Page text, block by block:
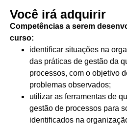
Você irá adquirir
Competências a serem
curso:
identificar situações na
das práticas de gestão da
processos, com o objetivo
problemas observados;
utilizar as ferramentas de
gestão de processos para
identificados na